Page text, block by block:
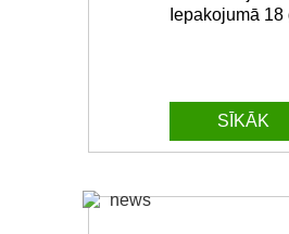
Iepakojumā 18
SĪKĀK